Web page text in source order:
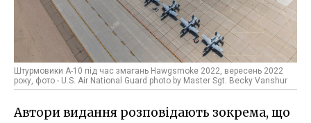
Штурмовики А-10 під час змагань Hawgsmoke 2022, вересень 2022
року, фото - U.S. Air National Guard photo by Master Sgt. Becky Vanshur
Автори видання розповідають зокрема, що